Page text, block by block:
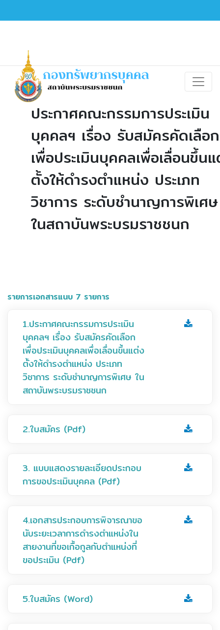
ประกาศคณะกรรมการประเมิน
บุคคลฯ เรื่อง รับสมัครคัดเลือก
เพื่อประเมินบุคคลเพื่อเลื่อนขึ้น
ตั้งให้ดำรงตำแหน่ง ประเภท
วิชาการ ระดับชำนาญการพิเศษ
ในสถาบันพระบรมราชชนก
รายการเอกสารแนบ 7 รายการ
1.ประกาศคณะกรรมการประเมิน
บุคคลฯ เรื่อง รับสมัครคัดเลือก
เพื่อประเมินบุคคลเพื่อเลื่อนขึ้นแต่ง
ตั้งให้ดำรงตำแหน่ง ประเภท
วิชาการ ระดับชำนาญการพิเศษ ใน
สถาบันพระบรมราชชนก
2.ใบสมัคร (Pdf)
3. แบบแสดงรายละเอียดประกอบ
การขอประเมินบุคคล (Pdf)
4.เอกสารประกอบการพิจารณาขอ
นับระยะเวลาการดำรงตำแหน่งใน
สายงานที่ขอเกื้อกูลกับตำแหน่งที่
ขอประเมิน (Pdf)
5.ใบสมัคร (Word)